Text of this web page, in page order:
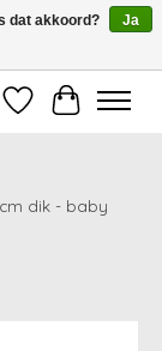
Verlanglijst
dik - baby
dat akkoord?
Ja